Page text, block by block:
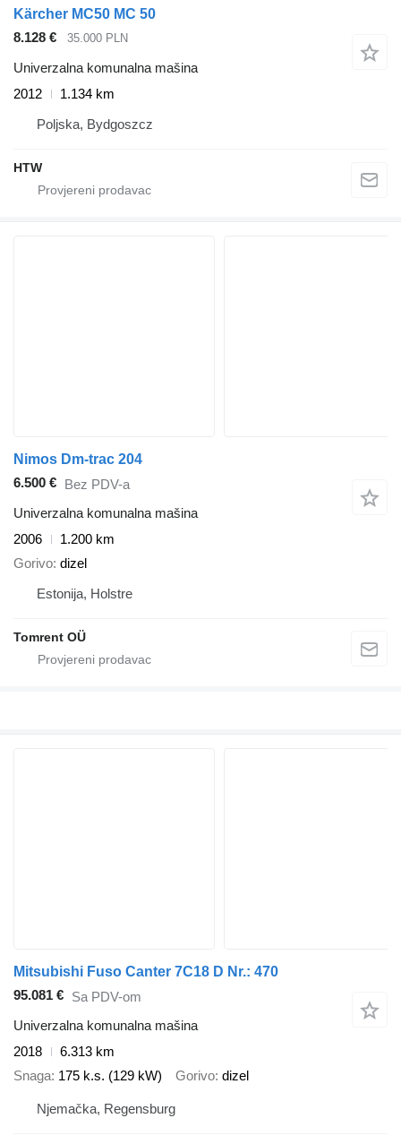
Kärcher MC50 MC 50
8.128 €
35.000 PLN
Univerzalna komunalna mašina
2012
1.134 km
Poljska, Bydgoszcz
HTW
Nimos Dm-trac 204
6.500 € Bez PDV-a
Univerzalna komunalna mašina
2006
1.200 km
Gorivo dizel
Estonija, Holstre
Tomrent OÜ
Mitsubishi Fuso Canter 7C18 D Nr.: 470
95.081 € Sa PDV-om
Univerzalna komunalna mašina
2018
6.313 km
Snaga 175 k.s. (129 kW) Gorivo dizel
Njemačka, Regensburg